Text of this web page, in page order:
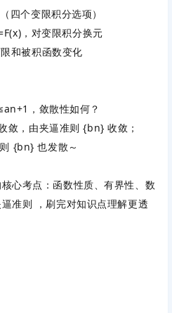
四个变限积分选项）
F(x) ，对变限积分换元
和被积函数变化
an+1 ，敛散性如何？
敛，由夹逼准则{bn} 收敛；
{bn} 也发散～
心考点： 函数性质、有界性、数
准则 ，刷完对知识点理解更透